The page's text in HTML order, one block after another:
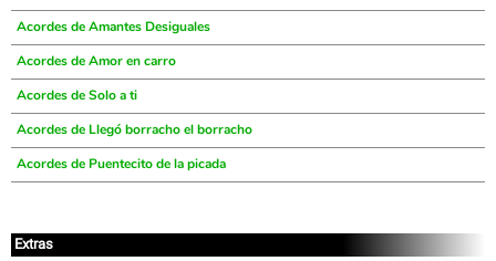
Acordes de Amantes Desiguales
Acordes de Amor en carro
Acordes de Solo a ti
Acordes de Llegó borracho el borracho
Acordes de Puentecito de la picada
Extras